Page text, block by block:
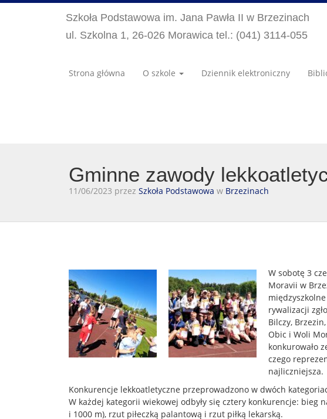
Szkoła Podstawowa im. Jana Pawła II w Brzezinach
ul. Szkolna 1, 26-026 Morawica tel.: (041) 3114-055
Strona główna O szkole Dziennik elektroniczny
Gminne zawody
11/06/2023 przez Szkoła Podstawowa w Brzezinach
W sobotę 3
Moravii w
rywalizacji
Bilczy,
Obic i Woli
konkurowało
czego
najliczniejsza.
Konkurencje lekkoatletyczne przeprowadzono w dwóch
W każdej kategorii wiekowej odbyły się cztery konkurencje: bieg
i 1000 m), rzut piłeczką palantową i rzut piłką lekarską.